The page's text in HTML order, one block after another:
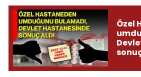
Özel